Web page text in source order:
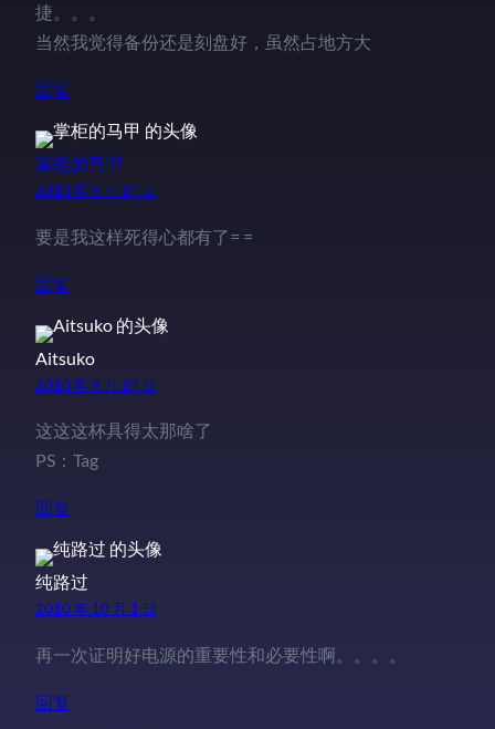
捷。。。
当然我觉得备份还是刻盘好，虽然占地方大
回复
掌柜的马甲
2010 年 9 月 14 日
要是我这样死得心都有了= =
回复
Aitsuko
2010 年 9 月 14 日
这这这杯具得太那啥了
PS：Tag
回复
纯路过
2010 年 10 月 1 日
再一次证明好电源的重要性和必要性啊。。。。
回复